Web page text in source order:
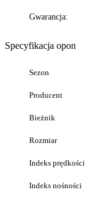
Gwarancja:
Specyfikacja opon
Sezon
Producent
Bieżnik
Rozmiar
Indeks prędkości
Indeks nośności